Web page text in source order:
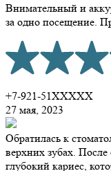
Внимательный и
за одно посещение.
+7-921-51XXXXX
27 мая, 2023
Обратилась к
верхних зубах.
глубокий кариес,